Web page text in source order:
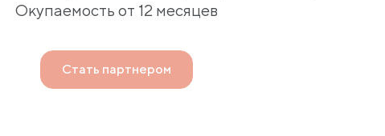
Окупаемость от 12 месяцев
Стать партнером